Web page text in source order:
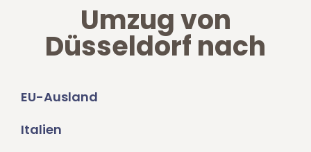
Umzug von
Düsseldorf nach
EU-Ausland
Italien